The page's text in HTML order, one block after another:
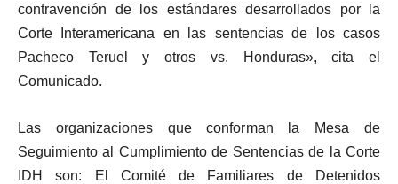
contravención de los estándares desarrollados por la
Corte Interamericana en las sentencias de los casos
Pacheco Teruel y otros vs. Honduras», cita el
Comunicado.
Las organizaciones que conforman la Mesa de
Seguimiento al Cumplimiento de Sentencias de la Corte
IDH son: El Comité de Familiares de Detenidos